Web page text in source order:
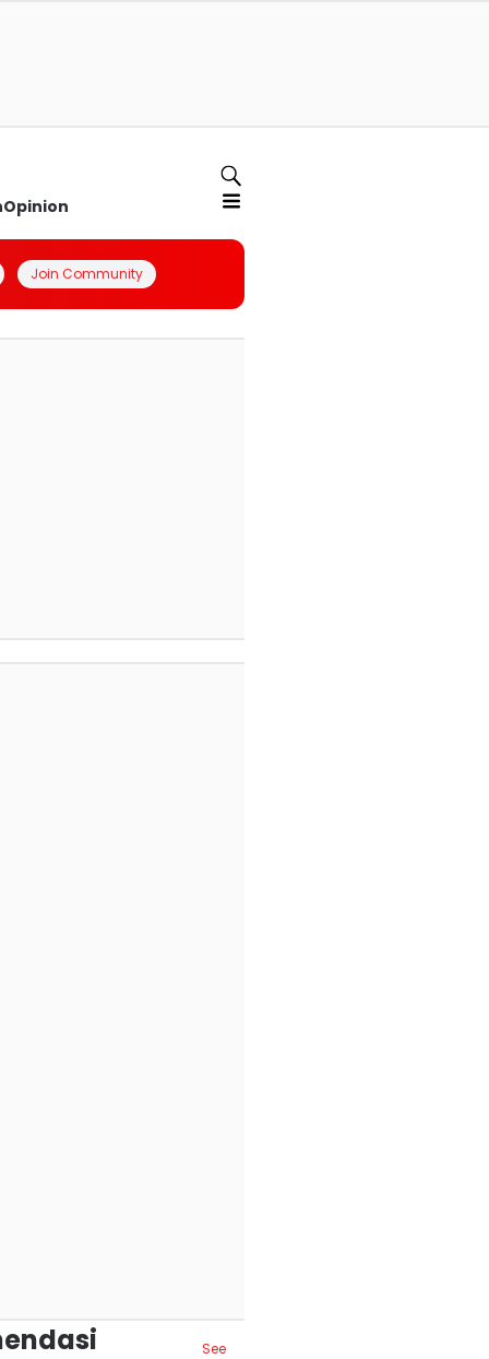
Opinion
Join Community
See